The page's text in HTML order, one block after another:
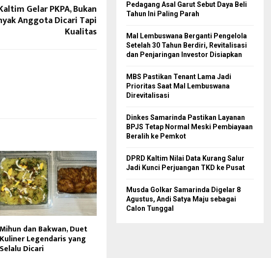
Gelar PKPA, Bukan
Anggota Dicari Tapi
Kualitas
Mihun dan Bakwan, Duet
Kuliner Legendaris yang
Selalu Dicari
Pedagang Asal Garut Sebut Daya Beli
Tahun Ini Paling Parah
Mal Lembuswana Berganti Pengelola
Setelah 30 Tahun Berdiri, Revitalisasi
dan Penjaringan Investor Disiapkan
MBS Pastikan Tenant Lama Jadi
Prioritas Saat Mal Lembuswana
Direvitalisasi
Dinkes Samarinda Pastikan Layanan
BPJS Tetap Normal Meski Pembiayaan
Beralih ke Pemkot
DPRD Kaltim Nilai Data Kurang Salur
Jadi Kunci Perjuangan TKD ke Pusat
Musda Golkar Samarinda Digelar 8
Agustus, Andi Satya Maju sebagai
Calon Tunggal